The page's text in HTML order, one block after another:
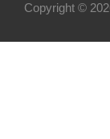
Copyright ©